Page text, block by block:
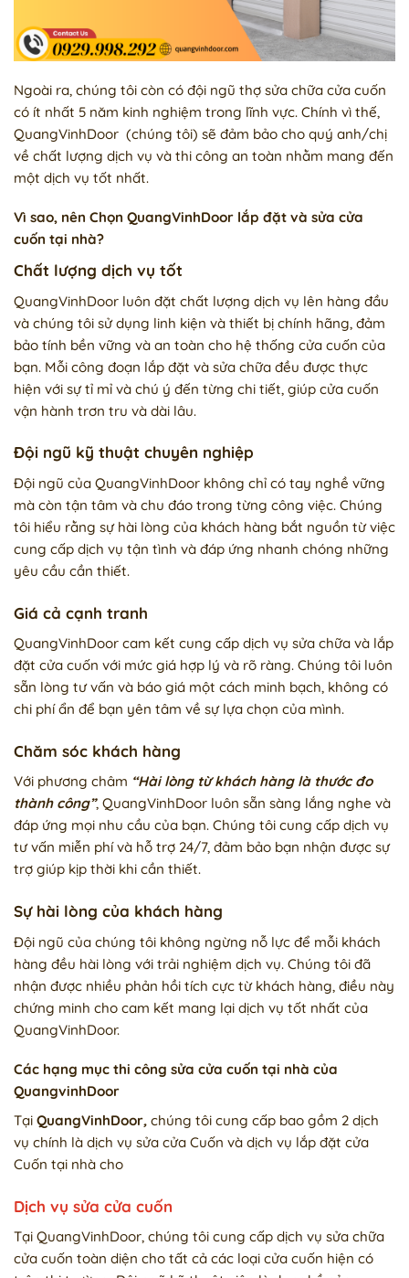
Ngoài ra, chúng tôi còn có đội ngũ thợ sửa chữa cửa cuốn
có ít nhất 5 năm kinh nghiệm trong lĩnh vực. Chính vì thế,
QuangVinhDoor (chúng tôi) sẽ đảm bảo cho quý anh/chị
về chất lượng dịch vụ và thi công an toàn nhằm mang đến
một dịch vụ tốt nhất.
Vì sao, nên Chọn QuangVinhDoor lắp đặt và sửa cửa
cuốn tại nhà?
Chất lượng dịch vụ tốt
QuangVinhDoor luôn đặt chất lượng dịch vụ lên hàng đầu
và chúng tôi sử dụng linh kiện và thiết bị chính hãng, đảm
bảo tính bền vững và an toàn cho hệ thống cửa cuốn của
bạn. Mỗi công đoạn lắp đặt và sửa chữa đều được thực
hiện với sự tỉ mỉ và chú ý đến từng chi tiết, giúp cửa cuốn
vận hành trơn tru và dài lâu.
Đội ngũ kỹ thuật chuyên nghiệp
Đội ngũ của QuangVinhDoor không chỉ có tay nghề vững
mà còn tận tâm và chu đáo trong từng công việc. Chúng
tôi hiểu rằng sự hài lòng của khách hàng bắt nguồn từ việc
cung cấp dịch vụ tận tình và đáp ứng nhanh chóng những
yêu cầu cần thiết.
Giá cả cạnh tranh
QuangVinhDoor cam kết cung cấp dịch vụ sửa chữa và lắp
đặt cửa cuốn với mức giá hợp lý và rõ ràng. Chúng tôi luôn
sẵn lòng tư vấn và báo giá một cách minh bạch, không có
chi phí ẩn để bạn yên tâm về sự lựa chọn của mình.
Chăm sóc khách hàng
Với phương châm “Hài lòng từ khách hàng là thước đo
thành công”, QuangVinhDoor luôn sẵn sàng lắng nghe và
đáp ứng mọi nhu cầu của bạn. Chúng tôi cung cấp dịch vụ
tư vấn miễn phí và hỗ trợ 24/7, đảm bảo bạn nhận được sự
trợ giúp kịp thời khi cần thiết.
Sự hài lòng của khách hàng
Đội ngũ của chúng tôi không ngừng nỗ lực để mỗi khách
hàng đều hài lòng với trải nghiệm dịch vụ. Chúng tôi đã
nhận được nhiều phản hồi tích cực từ khách hàng, điều này
chứng minh cho cam kết mang lại dịch vụ tốt nhất của
QuangVinhDoor.
Các hạng mục thi công sửa cửa cuốn tại nhà của
QuangvinhDoor
Tại QuangVinhDoor, chúng tôi cung cấp bao gồm 2 dịch
vụ chính là dịch vụ sửa cửa Cuốn và dịch vụ lắp đặt cửa
Cuốn tại nhà cho
Dịch vụ sửa cửa cuốn
Tại QuangVinhDoor, chúng tôi cung cấp dịch vụ sửa chữa
cửa cuốn toàn diện cho tất cả các loại cửa cuốn hiện có